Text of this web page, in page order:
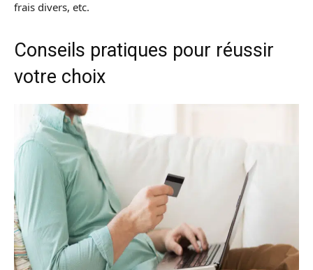
frais divers, etc.
Conseils pratiques pour réussir
votre choix